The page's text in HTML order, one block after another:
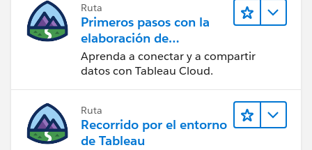
Ruta
Primeros pasos con la
elaboración de
contenido web en
Tableau Cloud
Aprenda a conectar y a compartir
datos con Tableau Cloud.
Ruta
Recorrido por el entorno
de Tableau